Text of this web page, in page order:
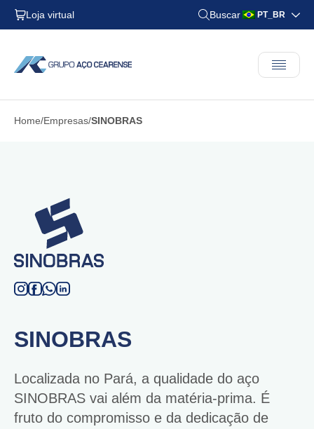
Loja virtual Buscar PT_BR
Home Empresas SINOBRAS
SINOBRAS
Localizada no Pará, a qualidade do aço
SINOBRAS vai além da matéria-prima. É
fruto do compromisso e da dedicação de